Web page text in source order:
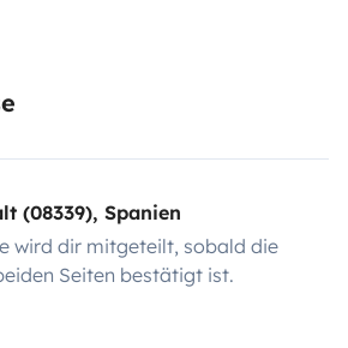
(08339), Spanien
wird dir mitgeteilt, sobald die
Seiten bestätigt ist.